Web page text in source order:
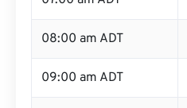
08:00 am ADT
09:00 am ADT